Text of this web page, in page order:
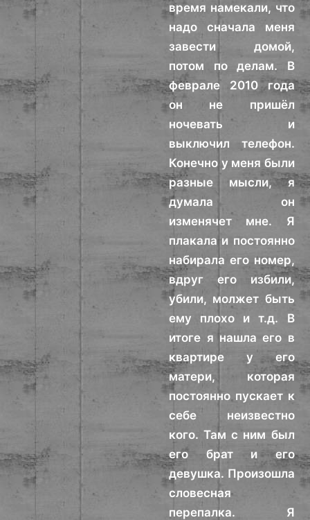
время намекали, что
надо сначала меня
завести домой,
потом по делам. В
феврале 2010 года
он не пришёл
ночевать и
выключил телефон.
Конечно у меня были
разные мысли, я
думала он
изменячет мне. Я
плакала и постоянно
набирала его номер,
вдруг его избили,
убили, молжет быть
ему плохо и т.д. В
итоге я нашла его в
квартире у его
матери, которая
постоянно пускает к
себе неизвестно
кого. Там с ним был
его брат и его
девушка. Произошла
словесная
перепалка. Я